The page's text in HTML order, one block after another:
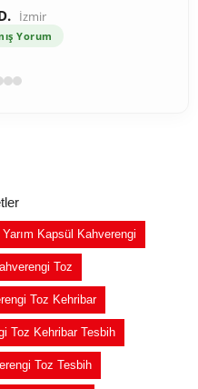
İzmir
Yorum
Yarım Kapsül Kahverengi
Toz
Toz Kehribar
Toz Kehribar Tesbih
Toz Tesbih